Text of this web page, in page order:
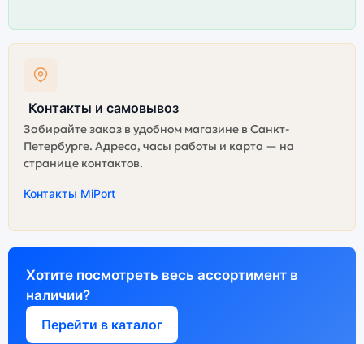
Контакты и самовывоз
Забирайте заказ в удобном магазине в Санкт-
Петербурге. Адреса, часы работы и карта — на
странице контактов.
Контакты MiPort
Хотите посмотреть весь ассортимент в
наличии?
Перейти в каталог